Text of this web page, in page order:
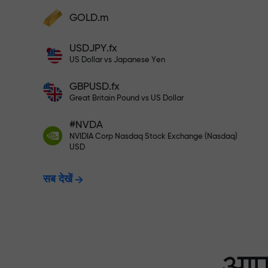
फंड्स डिपॉज़िट करें और अपने डिपॉज़िट से 1,000 गुना
डिपॉज़िट, उतना बड़ा मल्टिप्लायर।
अपने खाते में $333 जमा करें — और
रिस्क-फ्री ट्रेडिंग
X1000 तक बोनस —
GOLD.m
USDJPY.fx
US Dollar vs Japanese Yen
GBPUSD.fx
Great Britain Pound vs US Dollar
#NVDA
NVIDIA Corp Nasdaq Stock Exchange (Nasdaq)
USD
सब देखें